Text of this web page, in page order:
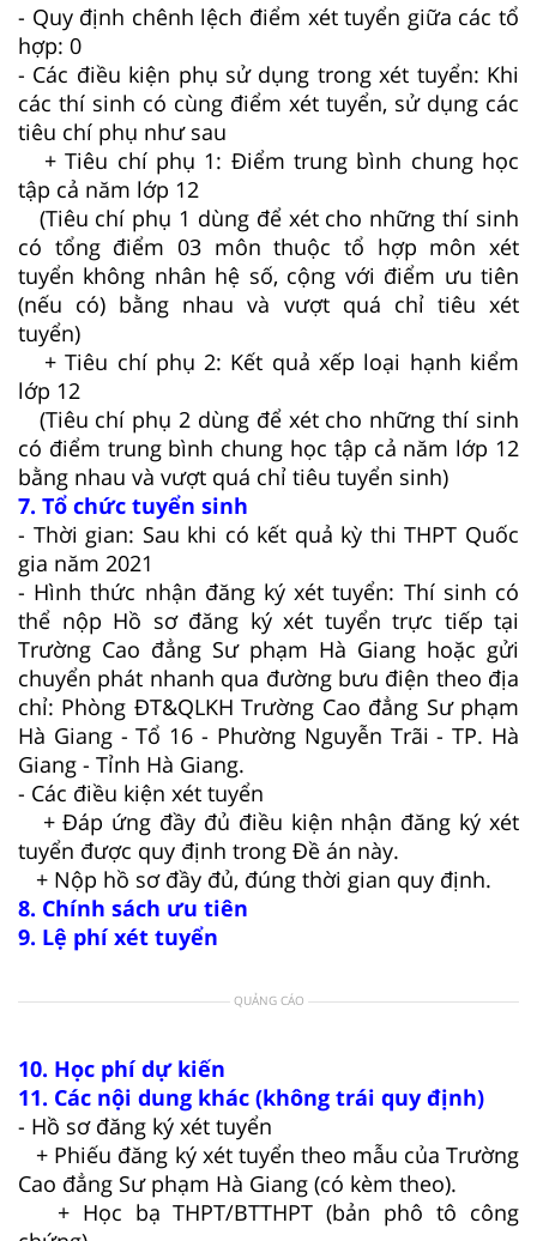
- Quy định chênh lệch điểm xét tuyển giữa các tổ
hợp: 0
- Các điều kiện phụ sử dụng trong xét tuyển: Khi
các thí sinh có cùng điểm xét tuyển, sử dụng các
tiêu chí phụ như sau
+ Tiêu chí phụ 1: Điểm trung bình chung học
tập cả năm lớp 12
(Tiêu chí phụ 1 dùng để xét cho những thí sinh
có tổng điểm 03 môn thuộc tổ hợp môn xét
tuyển không nhân hệ số, cộng với điểm ưu tiên
(nếu có) bằng nhau và vượt quá chỉ tiêu xét
tuyển)
+ Tiêu chí phụ 2: Kết quả xếp loại hạnh kiểm
lớp 12
(Tiêu chí phụ 2 dùng để xét cho những thí sinh
có điểm trung bình chung học tập cả năm lớp 12
bằng nhau và vượt quá chỉ tiêu tuyển sinh)
7. Tổ chức tuyển sinh
- Thời gian: Sau khi có kết quả kỳ thi THPT Quốc
gia năm 2021
- Hình thức nhận đăng ký xét tuyển: Thí sinh có
thể nộp Hồ sơ đăng ký xét tuyển trực tiếp tại
Trường Cao đẳng Sư phạm Hà Giang hoặc gửi
chuyển phát nhanh qua đường bưu điện theo địa
chỉ: Phòng ĐT&QLKH Trường Cao đẳng Sư phạm
Hà Giang - Tổ 16 - Phường Nguyễn Trãi - TP. Hà
Giang - Tỉnh Hà Giang.
- Các điều kiện xét tuyển
+ Đáp ứng đầy đủ điều kiện nhận đăng ký xét
tuyển được quy định trong Đề án này.
+ Nộp hồ sơ đầy đủ, đúng thời gian quy định.
8. Chính sách ưu tiên
9. Lệ phí xét tuyển
QUẢNG CÁO
10. Học phí dự kiến
11. Các nội dung khác (không trái quy định)
- Hồ sơ đăng ký xét tuyển
+ Phiếu đăng ký xét tuyển theo mẫu của Trường
Cao đẳng Sư phạm Hà Giang (có kèm theo).
+ Học bạ THPT/BTTHPT (bản phô tô công